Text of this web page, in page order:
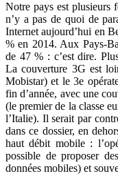
Notre pays est plusieurs
n’y a pas de quoi de
Internet aujourd’hui en
% en 2014. Aux Pays-
de 47 % : c’est dire.
La couverture 3G est
Mobistar) et le 3e
fin d’année, avec une
(le premier de la classe
l’Italie). Il serait par
dans ce dossier, en
haut débit mobile :
possible de proposer
données mobiles) et